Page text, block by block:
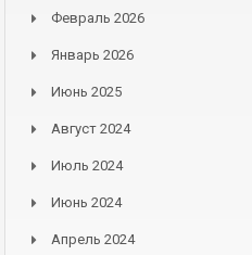
Февраль 2026
Январь 2026
Июнь 2025
Август 2024
Июль 2024
Июнь 2024
Апрель 2024